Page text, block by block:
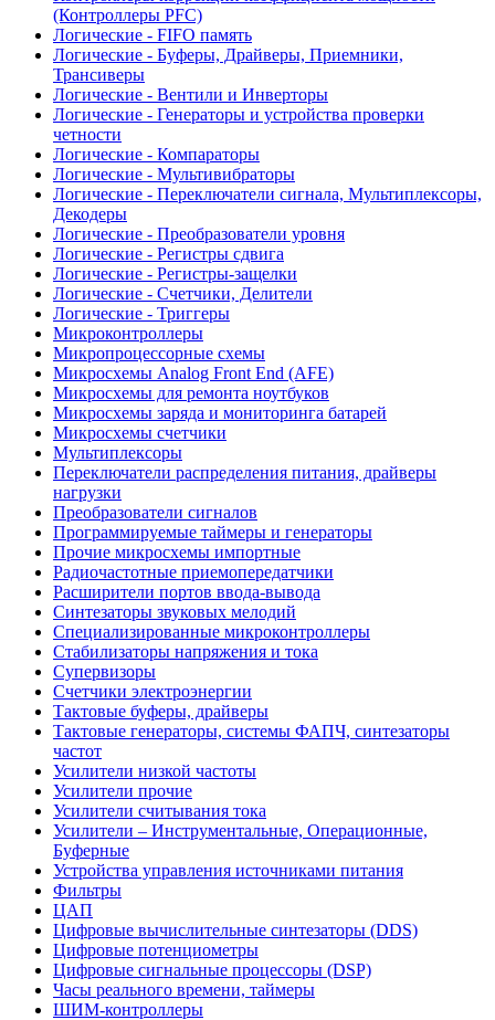
(Контроллеры PFC)
Логические - FIFO память
Логические - Буферы, Драйверы, Приемники,
Трансиверы
Логические - Вентили и Инверторы
Логические - Генераторы и устройства проверки
четности
Логические - Компараторы
Логические - Мультивибраторы
Логические - Переключатели сигнала, Мультиплексоры,
Декодеры
Логические - Преобразователи уровня
Логические - Регистры сдвига
Логические - Регистры-защелки
Логические - Счетчики, Делители
Логические - Триггеры
Микроконтроллеры
Микропроцессорные схемы
Микросхемы Analog Front End (AFE)
Микросхемы для ремонта ноутбуков
Микросхемы заряда и мониторинга батарей
Микросхемы счетчики
Мультиплексоры
Переключатели распределения питания, драйверы
нагрузки
Преобразователи сигналов
Программируемые таймеры и генераторы
Прочие микросхемы импортные
Радиочастотные приемопередатчики
Расширители портов ввода-вывода
Синтезаторы звуковых мелодий
Специализированные микроконтроллеры
Стабилизаторы напряжения и тока
Супервизоры
Счетчики электроэнергии
Тактовые буферы, драйверы
Тактовые генераторы, системы ФАПЧ, синтезаторы
частот
Усилители низкой частоты
Усилители прочие
Усилители считывания тока
Усилители – Инструментальные, Операционные,
Буферные
Устройства управления источниками питания
Фильтры
ЦАП
Цифровые вычислительные синтезаторы (DDS)
Цифровые потенциометры
Цифровые сигнальные процессоры (DSP)
Часы реального времени, таймеры
ШИМ-контроллеры